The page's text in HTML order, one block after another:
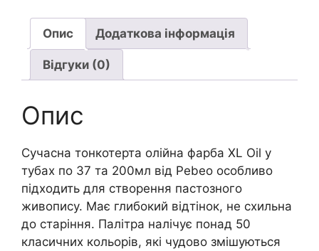
КОБАЛЬТОВИЙ
СИНІЙ
кількість
Опис Додаткова інформація
Відгуки (0)
Опис
Сучасна тонкотерта олійна фарба XL Oil у
тубах по 37 та 200мл від Pebeo особливо
підходить для створення пастозного
живопису. Має глибокий відтінок, не схильна
до старіння. Палітра налічує понад 50
класичних кольорів, які чудово змішуються